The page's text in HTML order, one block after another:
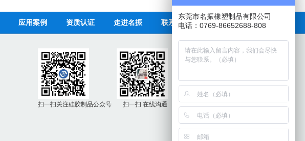
应用案例 资质认证 走进名振 联系名振
扫一扫关注硅胶制品公众号 扫一扫 在线沟通
东莞市名振橡塑制品有限公司
电话：0769-86652688-808